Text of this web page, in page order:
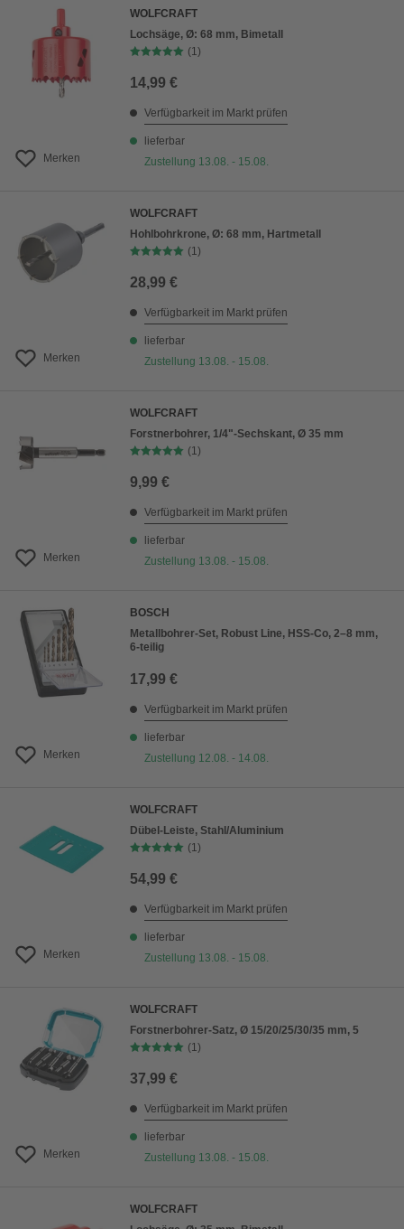
Merken
WOLFCRAFT
Lochsäge, Ø: 68 mm, Bimetall
(1)
14,99 €
Verfügbarkeit im Markt prüfen
lieferbar
Zustellung 13.08. - 15.08.
Merken
WOLFCRAFT
Hohlbohrkrone, Ø: 68 mm, Hartmetall
(1)
28,99 €
Verfügbarkeit im Markt prüfen
lieferbar
Zustellung 13.08. - 15.08.
Merken
WOLFCRAFT
Forstnerbohrer, 1/4"-Sechskant, Ø 35 mm
(1)
9,99 €
Verfügbarkeit im Markt prüfen
lieferbar
Zustellung 13.08. - 15.08.
Merken
BOSCH
Metallbohrer-Set, Robust Line, HSS-Co, 2–8 mm,
6-teilig
17,99 €
Verfügbarkeit im Markt prüfen
lieferbar
Zustellung 12.08. - 14.08.
Merken
WOLFCRAFT
Dübel-Leiste, Stahl/Aluminium
(1)
54,99 €
Verfügbarkeit im Markt prüfen
lieferbar
Zustellung 13.08. - 15.08.
Merken
WOLFCRAFT
Forstnerbohrer-Satz, Ø 15/20/25/30/35 mm, 5
(1)
37,99 €
Verfügbarkeit im Markt prüfen
lieferbar
Zustellung 13.08. - 15.08.
WOLFCRAFT